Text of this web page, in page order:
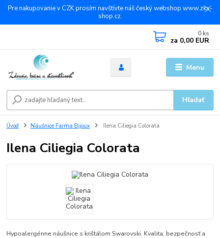
Pre nakupovanie v CZK prosím navštívte náš český webshop www.zks-
shop.cz.
Menu
Hľadať
0 ks
za 0,00 EUR
Úvod Náušnice Farma Bijoux Ilena Ciliegia Colorata
Ilena Ciliegia Colorata
Hypoalergénne náušnice s krištálom Swarovski. Kvalita, bezpečnosť a